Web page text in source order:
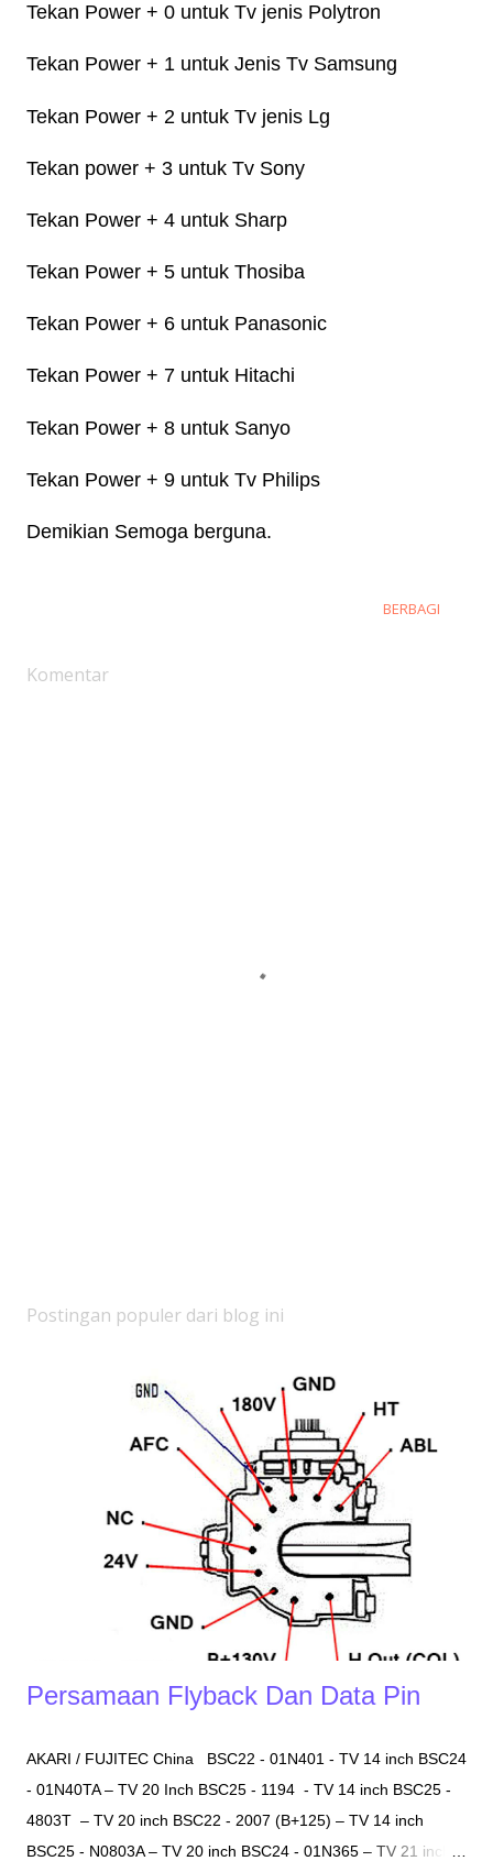
Tekan Power + 0 untuk Tv jenis Polytron
Tekan Power + 1 untuk Jenis Tv Samsung
Tekan Power + 2 untuk Tv jenis Lg
Tekan power + 3 untuk Tv Sony
Tekan Power + 4 untuk Sharp
Tekan Power + 5 untuk Thosiba
Tekan Power + 6 untuk Panasonic
Tekan Power + 7 untuk Hitachi
Tekan Power + 8 untuk Sanyo
Tekan Power + 9 untuk Tv Philips
Demikian Semoga berguna.
BERBAGI
Komentar
Postingan populer dari blog ini
Persamaan Flyback Dan Data Pin
AKARI / FUJITEC China BSC22 - 01N401 - TV 14 inch BSC24
- 01N40TA – TV 20 Inch BSC25 - 1194 - TV 14 inch BSC25 -
4803T – TV 20 inch BSC22 - 2007 (B+125) – TV 14 inch
BSC25 - N0803A – TV 20 inch BSC24 - 01N365 – TV 21 inch